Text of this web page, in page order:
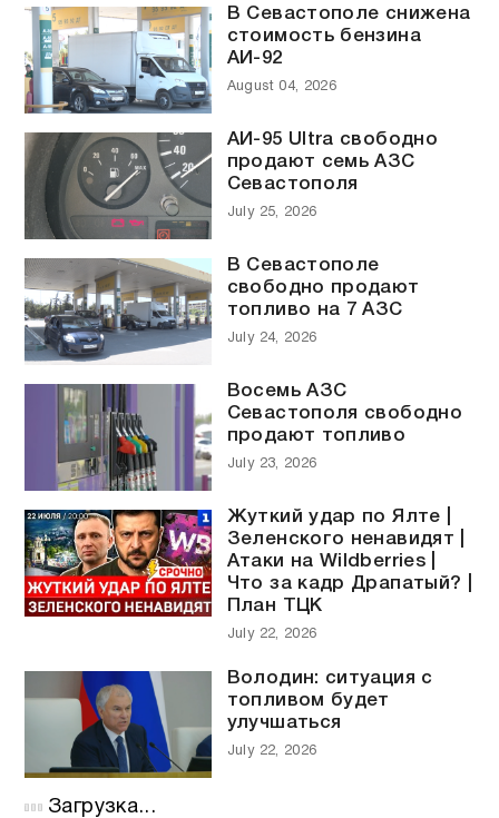
В Севастополе снижена
стоимость бензина
АИ-92
August 04, 2026
АИ-95 Ultra свободно
продают семь АЗС
Севастополя
July 25, 2026
В Севастополе
свободно продают
топливо на 7 АЗС
July 24, 2026
Восемь АЗС
Севастополя свободно
продают топливо
July 23, 2026
Жуткий удар по Ялте |
Зеленского ненавидят |
Атаки на Wildberries |
Что за кадр Драпатый? |
План ТЦК
July 22, 2026
Володин: ситуация с
топливом будет
улучшаться
July 22, 2026
Загрузка...